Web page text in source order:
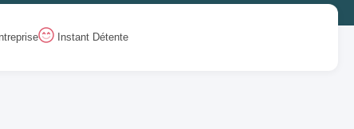
Instant Détente